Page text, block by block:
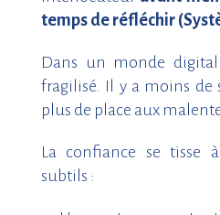
temps de réfléchir
Dans un monde
fragilisé. Il y a moins de
plus de place aux
La confiance se tisse
subtils :